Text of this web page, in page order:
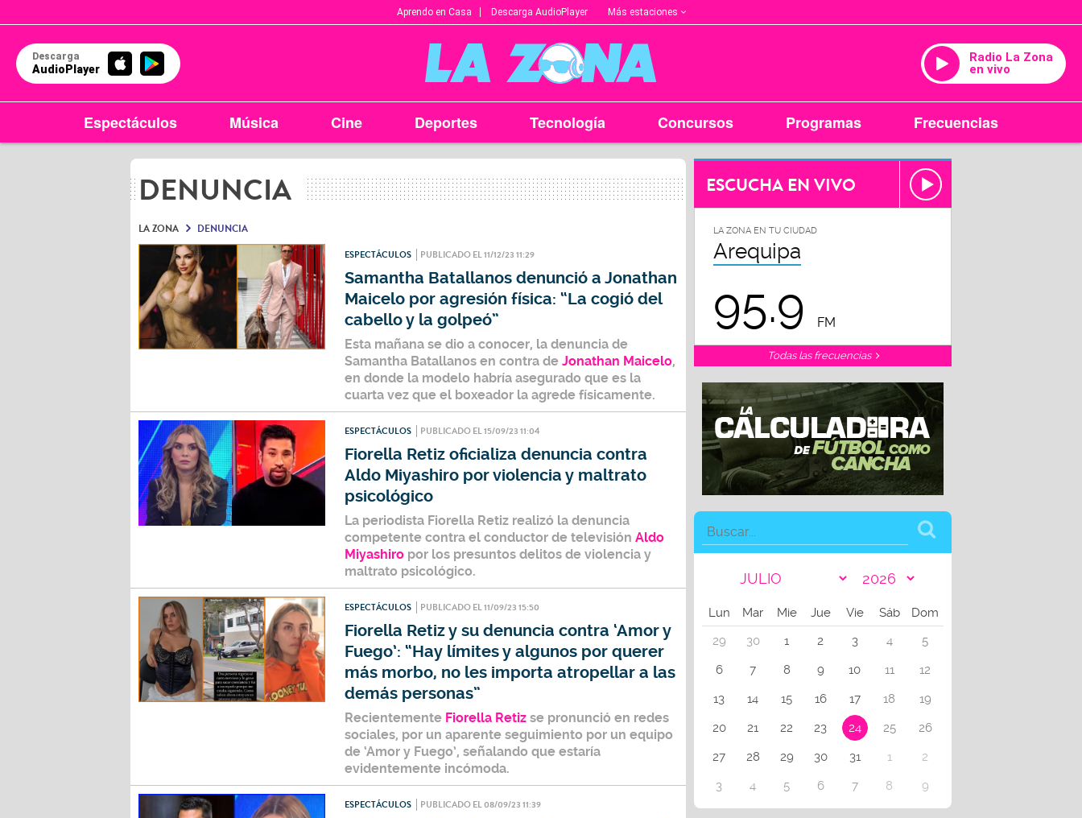
Aprendo en Casa Descarga AudioPlayer Más estaciones
Descarga
AudioPlayer
Radio La Zona
en vivo
Espectáculos Música Cine Deportes Tecnología Concursos Programas Frecuencias
DENUNCIA
LA ZONA DENUNCIA
ESPECTÁCULOS PUBLICADO EL 11/12/23 11:29
Samantha Batallanos denunció a Jonathan
Maicelo por agresión física: “La cogió del
cabello y la golpeó”
Esta mañana se dio a conocer, la denuncia de
Samantha Batallanos en contra de Jonathan Maicelo,
en donde la modelo habría asegurado que es la
cuarta vez que el boxeador la agrede físicamente.
ESPECTÁCULOS PUBLICADO EL 15/09/23 11:04
Fiorella Retiz oficializa denuncia contra
Aldo Miyashiro por violencia y maltrato
psicológico
La periodista Fiorella Retiz realizó la denuncia
competente contra el conductor de televisión Aldo
Miyashiro por los presuntos delitos de violencia y
maltrato psicológico.
ESPECTÁCULOS PUBLICADO EL 11/09/23 15:50
Fiorella Retiz y su denuncia contra ‘Amor y
Fuego’: “Hay límites y algunos por querer
más morbo, no les importa atropellar a las
demás personas”
Recientemente Fiorella Retiz se pronunció en redes
sociales, por un aparente seguimiento por un equipo
de ‘Amor y Fuego’, señalando que estaría
evidentemente incómoda.
ESPECTÁCULOS PUBLICADO EL 08/09/23 11:39
ESCUCHA EN VIVO
LA ZONA EN TU CIUDAD
Arequipa
95.9 FM
Todas las frecuencias
Lun Mar Mie Jue Vie Sáb
Dom
29
30 1 2 3 4
5
6
7 8 9 10 11
12
13
14 15 16 17 18
19
20
21 22 23 24 25
26
27
28 29 30 31 1
2
3
4 5 6 7 8 9